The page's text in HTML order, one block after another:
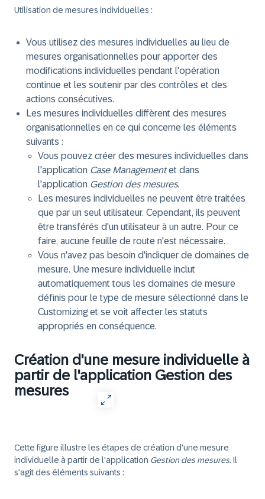
Utilisation de mesures individuelles :
Vous utilisez des mesures individuelles au lieu de
mesures organisationnelles pour apporter des
modifications individuelles pendant l'opération
continue et les soutenir par des contrôles et des
actions consécutives.
Les mesures individuelles diffèrent des mesures
organisationnelles en ce qui concerne les éléments
suivants :
Vous pouvez créer des mesures individuelles dans
l'application Case Managementet dans
l'application Gestion des mesures.
Les mesures individuelles ne peuvent être traitées
que par un seul utilisateur. Cependant, ils peuvent
être transférés d'un utilisateur à un autre. Pour ce
faire, aucune feuille de route n'est nécessaire.
Vous n'avez pas besoin d'indiquer de domaines de
mesure. Une mesure individuelle inclut
automatiquement tous les domaines de mesure
définis pour le type de mesure sélectionné dans le
Customizing et se voit affecter les statuts
appropriés en conséquence.
Création d'une mesure individuelle à
partir de l'application Gestion des
mesures
Cette figure illustre les étapes de création d'une mesure
individuelle à partir de l'application Gestion des mesures. Il
s'agit des éléments suivants :